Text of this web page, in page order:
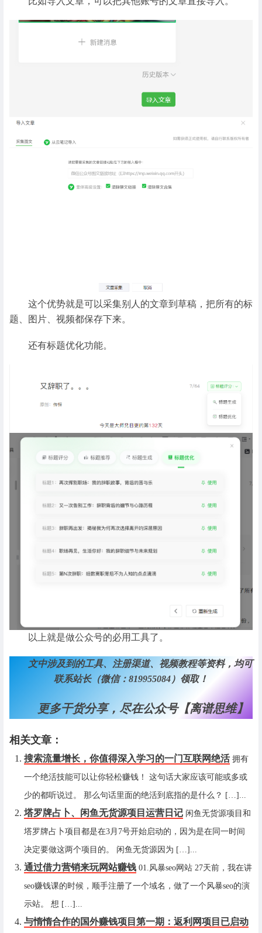
这个优势就是可以采集别人的文章到草稿，把所有的标
题、图片、视频都保存下来。
还有标题优化功能。
以上就是做公众号的必用工具了。
文中涉及到的工具、注册渠道、视频教程等资料，均可
联系站长（微信：819955084）领取！
更多干货分享，尽在公众号【离谱思维】
相关文章：
搜索流量增长，你值得深入学习的一门互联网绝活 拥有
一个绝活技能可以让你轻松赚钱！ 这句话大家应该可能或多或
少的都听说过。 那么句话里面的绝活到底指的是什么？ […]...
塔罗牌占卜、闲鱼无货源项目运营日记 闲鱼无货源项目和
塔罗牌占卜项目都是在3月7号开始启动的，因为是在同一时间
决定要做这两个项目的。 闲鱼无货源因为 […]...
通过借力营销来玩网站赚钱 01.风暴seo网站 27天前，我在讲
seo赚钱课的时候，顺手注册了一个域名，做了一个风暴seo的演
示站。 想 […]...
与惰惰合作的国外赚钱项目第一期：返利网项目已启动